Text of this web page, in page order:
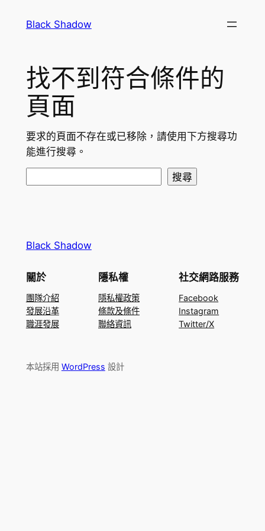
Black Shadow
找不到符合條件的
頁面
要求的頁面不存在或已移除，請使用下方搜尋功
能進行搜尋。
搜尋
Black Shadow
關於
團隊介紹
發展沿革
職涯發展
隱私權
隱私權政策
條款及條件
聯絡資訊
社交網路服務
Facebook
Instagram
Twitter/X
本站採用 WordPress 設計